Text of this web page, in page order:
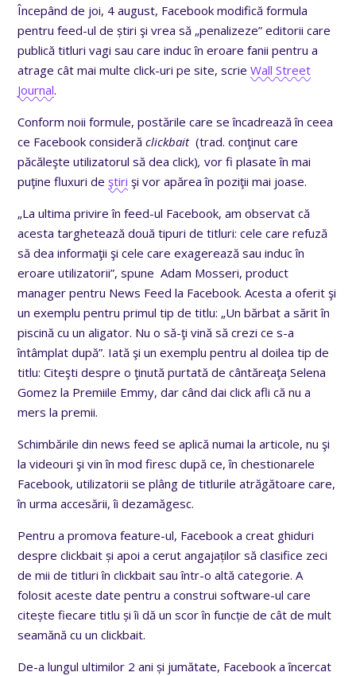
Începând de joi, 4 august, Facebook modifică formula
pentru feed-ul de știri şi vrea să „penalizeze” editorii care
publică titluri vagi sau care induc în eroare fanii pentru a
atrage cât mai multe click-uri pe site, scrieWall Street
Journal.
Conform noii formule, postările care se încadrează în ceea
ce Facebook considerăclickbait(trad. conţinut care
păcăleşte utilizatorul să dea click),vor fi plasate în mai
puţine fluxuri deştiri şi vor apărea în poziţii mai joase.
„La ultima privire în feed-ul Facebook, am observat că
acesta targhetează două tipuri de titluri: cele care refuză
să dea informaţii şi cele care exagerează sau induc în
eroare utilizatorii”, spune Adam Mosseri, product
manager pentru News Feed la Facebook. Acesta a oferit şi
un exemplu pentru primul tip de titlu: „Un bărbat a sărit în
piscină cu un aligator. Nu o să-ţi vină să crezi ce s-a
întâmplat după”. Iată şi un exemplu pentru al doilea tip de
titlu: Citeşti despre o ţinută purtată de cântăreaţa Selena
Gomez la Premiile Emmy, dar când dai click afli că nu a
mers la premii.
Schimbările din news feed se aplică numai la articole, nu şi
la videouri şi vin în mod firesc după ce, în chestionarele
Facebook, utilizatorii se plâng de titlurile atrăgătoare care,
în urma accesării, îi dezamăgesc.
Pentru a promova feature-ul, Facebook a creat ghiduri
despre clickbait și apoi a cerut angajaților să clasifice zeci
de mii de titluri în clickbait sau într-o altă categorie. A
folosit aceste date pentru a construi software-ul care
citește fiecare titlu și îi dă un scor în funcție de cât de mult
seamănă cu un clickbait.
De-a lungul ultimilor 2 ani și jumătate, Facebook a încercat